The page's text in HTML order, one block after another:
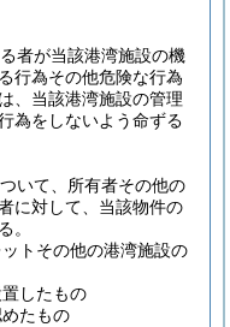
者が当該港湾施設の機
行為その他危険な行為
、当該港湾施設の管理
為をしないよう命ずる
いて、所有者その他の
に対して、当該物件の
。
トその他の港湾施設の
したもの
たもの